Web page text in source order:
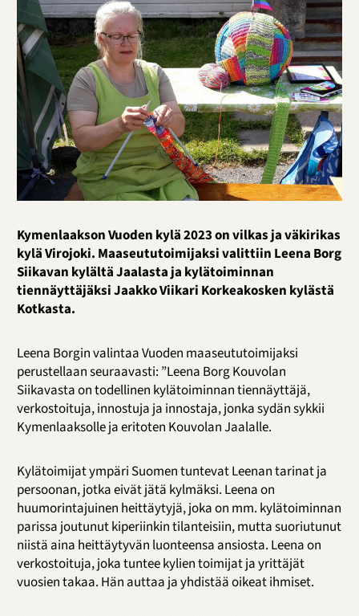
Kymenlaakson Vuoden kylä 2023 on vilkas ja väkirikas
kylä Virojoki. Maaseututoimijaksi valittiin Leena Borg
Siikavan kylältä Jaalasta ja kylätoiminnan
tiennäyttäjäksi Jaakko Viikari Korkeakosken kylästä
Kotkasta.
Leena Borgin valintaa Vuoden maaseututoimijaksi
perustellaan seuraavasti: ”Leena Borg Kouvolan
Siikavasta on todellinen kylätoiminnan tiennäyttäjä,
verkostoituja, innostuja ja innostaja, jonka sydän sykkii
Kymenlaaksolle ja eritoten Kouvolan Jaalalle.
Kylätoimijat ympäri Suomen tuntevat Leenan tarinat ja
persoonan, jotka eivät jätä kylmäksi. Leena on
huumorintajuinen heittäytyjä, joka on mm. kylätoiminnan
parissa joutunut kiperiinkin tilanteisiin, mutta suoriutunut
niistä aina heittäytyvän luonteensa ansiosta. Leena on
verkostoituja, joka tuntee kylien toimijat ja yrittäjät
vuosien takaa. Hän auttaa ja yhdistää oikeat ihmiset.